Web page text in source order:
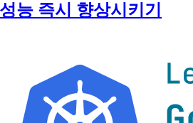
능 즉시 향상시키기